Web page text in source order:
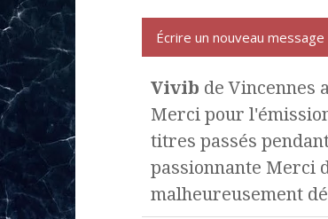
Vivib de Vincennes
Merci pour
titres passés
passionnante Merci
malheureusement